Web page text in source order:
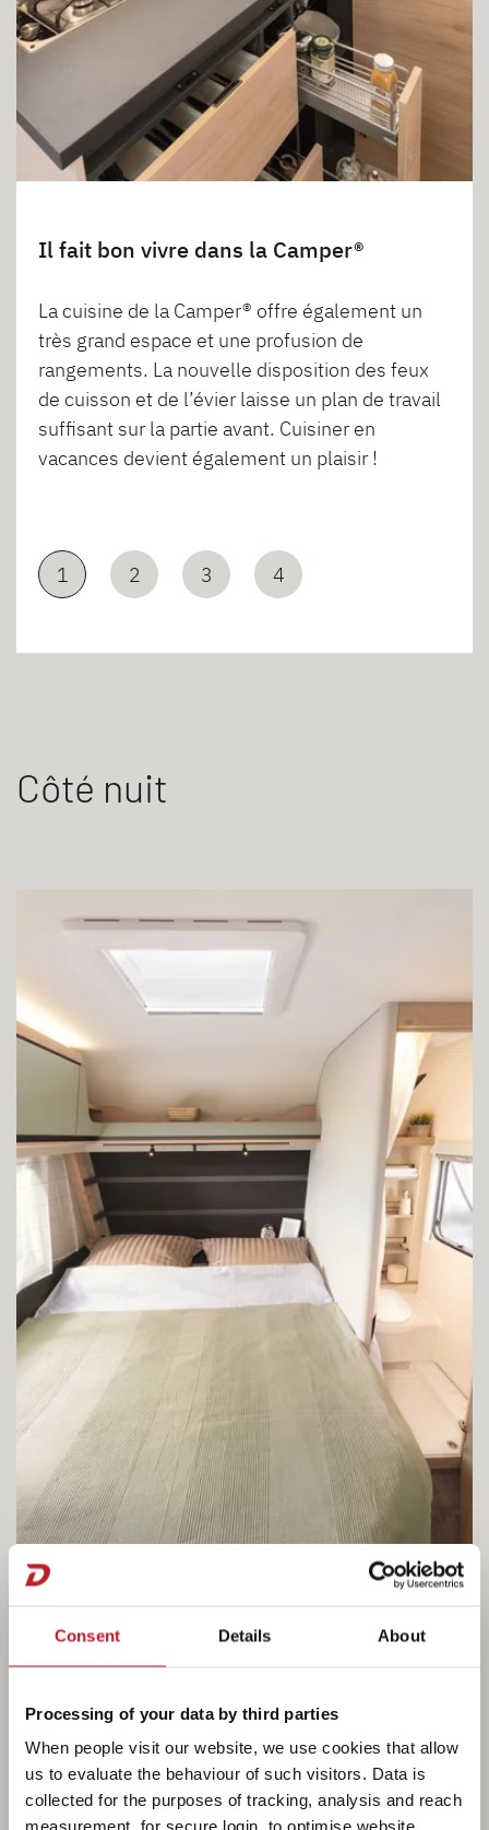
Consent Details About
Processing of your data by third parties
When people visit our website, we use cookies that allow
us to evaluate the behaviour of such visitors. Data is
collected for the purposes of tracking, analysis and reach
measurement, for secure login, to optimise website
Il fait bon vivre dans la Camper®
La cuisine de la Camper® offre également un
très grand espace et une profusion de
rangements. La nouvelle disposition des feux
de cuisson et de l’évier laisse un plan de travail
suffisant sur la partie avant. Cuisiner en
vacances devient également un plaisir !
1 2 3 4
Côté nuit
Ici, il fait bon dormir ! Matelas mousse haute
densité et thermorégulant à 7 zones de 15 cm
toilette favorise une grande liberté de
mouvement. Il est également possible d’opter
pour un cabinet de toilette entièrement fermé. •